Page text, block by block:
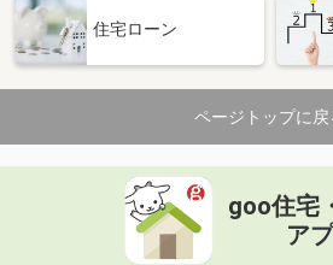
住宅ローン
ページトップに戻
goo住宅
ア